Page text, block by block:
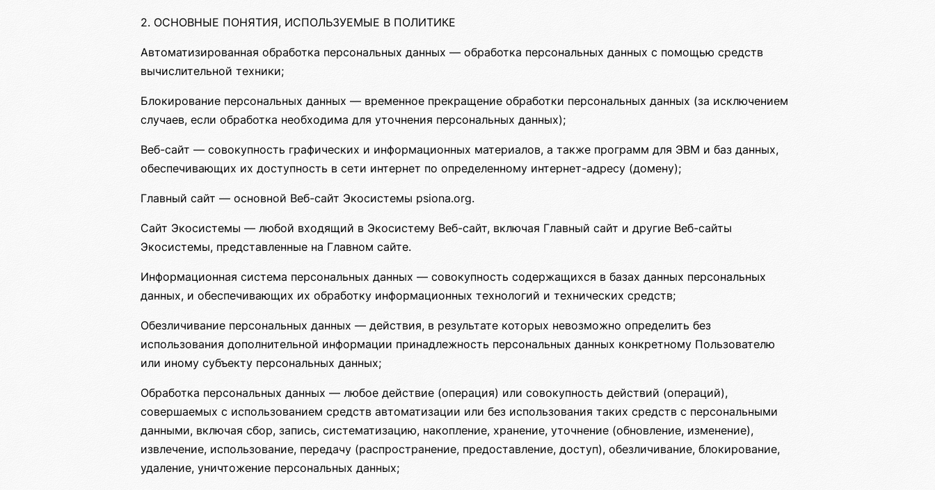
2. ОСНОВНЫЕ ПОНЯТИЯ, ИСПОЛЬЗУЕМЫЕ В ПОЛИТИКЕ
Автоматизированная обработка персональных данных — обработка персональных данных с помощью средств
вычислительной техники;
Блокирование персональных данных — временное прекращение обработки персональных данных (за исключением
случаев, если обработка необходима для уточнения персональных данных);
Веб-сайт — совокупность графических и информационных материалов, а также программ для ЭВМ и баз данных,
обеспечивающих их доступность в сети интернет по определенному интернет-адресу (домену);
Главный сайт — основной Веб-сайт Экосистемы psiona.org.
Сайт Экосистемы — любой входящий в Экосистему Веб-сайт, включая Главный сайт и другие Веб-сайты
Экосистемы, представленные на Главном сайте.
Информационная система персональных данных — совокупность содержащихся в базах данных персональных
данных, и обеспечивающих их обработку информационных технологий и технических средств;
Обезличивание персональных данных — действия, в результате которых невозможно определить без
использования дополнительной информации принадлежность персональных данных конкретному Пользователю
или иному субъекту персональных данных;
Обработка персональных данных — любое действие (операция) или совокупность действий (операций),
совершаемых с использованием средств автоматизации или без использования таких средств с персональными
данными, включая сбор, запись, систематизацию, накопление, хранение, уточнение (обновление, изменение),
извлечение, использование, передачу (распространение, предоставление, доступ), обезличивание, блокирование,
удаление, уничтожение персональных данных;